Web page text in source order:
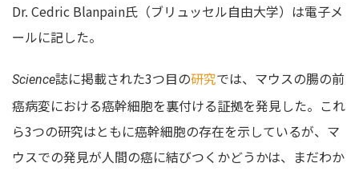
Dr. Cedric Blanpain氏（ブリュッセル自由大学）は電子メ
ールに記した。
Science誌に掲載された3つ目の研究では、マウスの腸の前
癌病変における癌幹細胞を裏付ける証拠を発見した。これ
ら3つの研究はともに癌幹細胞の存在を示しているが、マ
ウスでの発見が人間の癌に結びつくかどうかは、まだわか